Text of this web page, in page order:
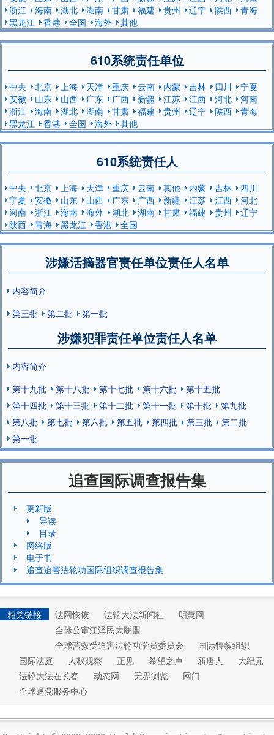
浙江
海南 湖北 湖南 甘肃 福建 贵州 辽宁 陕西
青海
黑龙江
香港 全国 海外 其他
610系统责任单位
中央 北京 上海 天津 重庆 云南 内蒙 吉林 四川
宁夏
安徽
山东 山西 广东 广西 新疆 江苏 江西 河北
河南
浙江
海南 湖北 湖南 甘肃 福建 贵州 辽宁 陕西
青海
黑龙江
香港 全国 海外 其他
610系统责任人
中央 北京 上海 天津 重庆 云南 其他 内蒙 吉林
四川
宁夏
安徽 山东 山西 广东 广西 新疆 江苏 江西
河北
河南
浙江 海南 海外 湖北 湖南 甘肃 福建 贵州
辽宁
陕西
青海 黑龙江 香港 全国
涉嫌活摘器官责任单位责任人名单
内容简介
第三批
第二批 第一批
涉嫌犯罪责任单位责任人名单
内容简介
第十九批
第十八批 第十七批 第十六批
第十五批
第十四批
第十三批 第十二批 第十一批 第十批
第九批
第八批
第七批 第六批 第五批 第四批 第三批
第二批
第一批
追查国际调查报告集
更新版
导读
目录
网络版
电子书
追查迫害法轮功国际组织调查报告集
相关链接 法网恢恢 法轮大法新闻社
明慧网
全球公审江泽民大联盟
全球营救受迫害法轮功学员委员会
国际特赦组织
国际法庭
人权观察 正见 希望之声 新唐人
大纪元
法轮大法在长春
动态网 无界浏览
网门
全球退党服务中心